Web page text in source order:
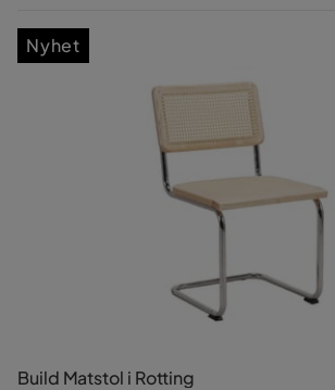
Build Matstol i Rotting
Nyhet